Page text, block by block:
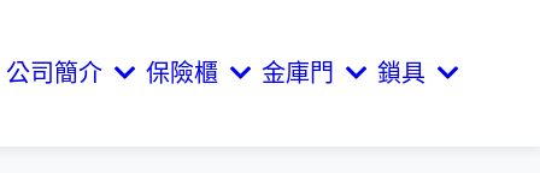
公司簡介 保險櫃 金庫門 鎖具